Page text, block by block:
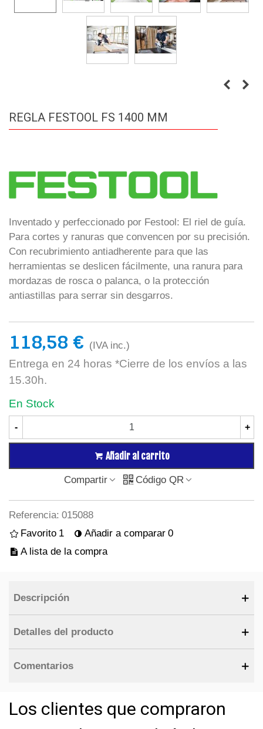
REGLA FESTOOL FS 1400 MM
Inventado y perfeccionado por Festool: El riel de guía.
Para cortes y ranuras que convencen por su precisión.
Con recubrimiento antiadherente para que las
herramientas se deslicen fácilmente, una ranura para
mordazas de rosca o palanca, o la protección
antiastillas para serrar sin desgarros.
118,58 € (IVA inc.)
Entrega en 24 horas *Cierre de los envíos a las
15.30h.
En Stock
- +
Añadir al carrito
Compartir Código QR
Referencia: 015088
Favorito 1 Añadir a comparar 0
A lista de la compra
Descripción
Detalles del producto
Comentarios
Los clientes que compraron